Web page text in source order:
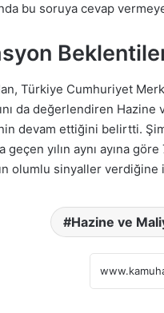
bu soruya cevap
Türkiye Cumhuriyet
da değerlendiren
devam ettiğini belirtti.
geçen yılın aynı ayına
olumlu sinyaller verdiğine
Hazine ve